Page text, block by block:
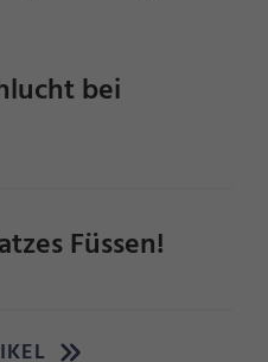
bei
Füssen!